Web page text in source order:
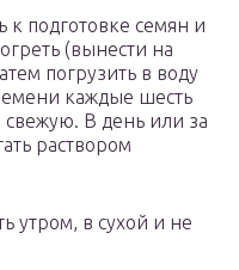
к подготовке семян и
(вынести на
погрузить в воду
каждые шесть
свежую. В день или за
раствором
утром, в сухой и не